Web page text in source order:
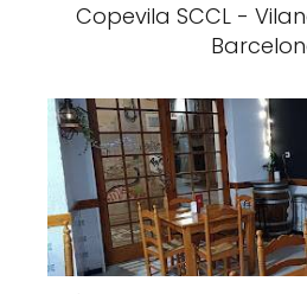
Copevila SCCL -